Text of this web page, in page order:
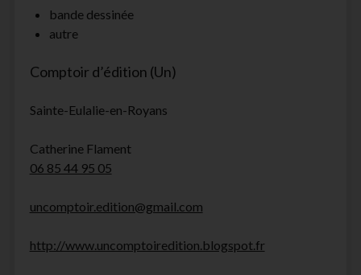
bande dessinée
autre
Comptoir d’édition (Un)
Sainte-Eulalie-en-Royans
Catherine Flament
06 85 44 95 05
uncomptoir.edition@gmail.com
http://www.uncomptoiredition.blogspot.fr